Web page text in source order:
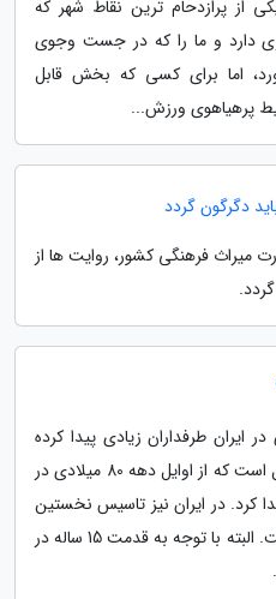
از پرازدحام ترین نقاط شهر که
دارد و ما را که در جست وجوی
اما برای کسی که بخش قابل
پرهیاهوی ورزش...
دگرگون گردد
میراث فرهنگی کشور، روایت ها از
ایران طرفداران زیادی پیدا کرده
است؛ یکی از این موارد بوتیک هتل است که از اوایل دهه 80 میلادی در
کرد. در ایران نیز تاسیس نخستین
هتل بوتیک در سال 85 صورت گرفت. البته با توجه به قدمت 15 ساله در